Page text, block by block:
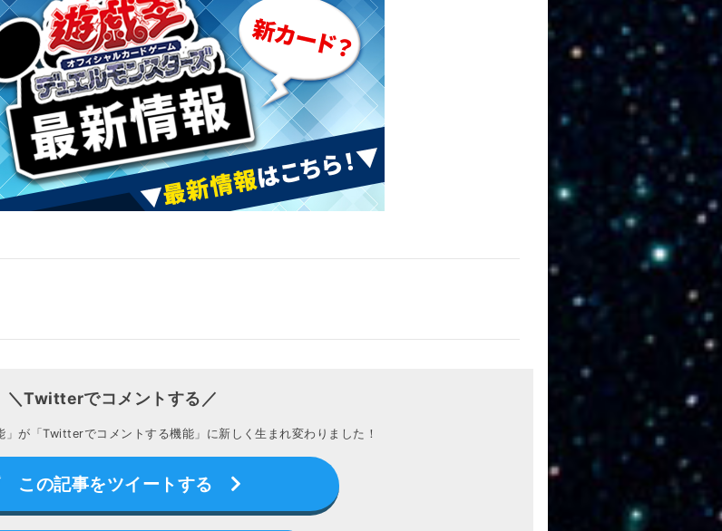
＼Twitterでコメントする／
」が「Twitterでコメントする機能」に新しく生まれ変わりました！
この記事をツイートする